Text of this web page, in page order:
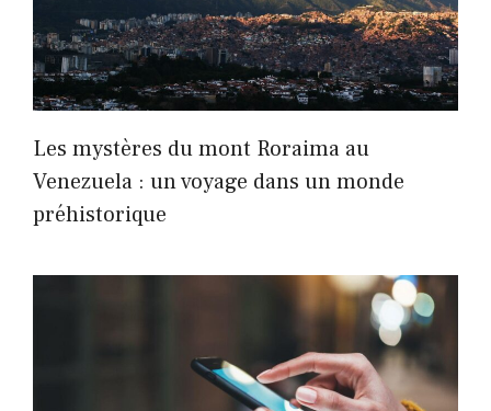
Les mystères du mont Roraima au
Venezuela : un voyage dans un monde
préhistorique